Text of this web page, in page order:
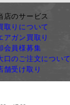
店のサービス
取りについて
アガン買取り
会員様募集
口のご注文について
舗受け取り